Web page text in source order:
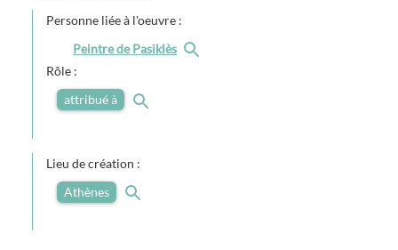
Personne liée à l'oeuvre :
Peintre de Pasiklès
Rôle :
attribué à
Lieu de création :
Athènes